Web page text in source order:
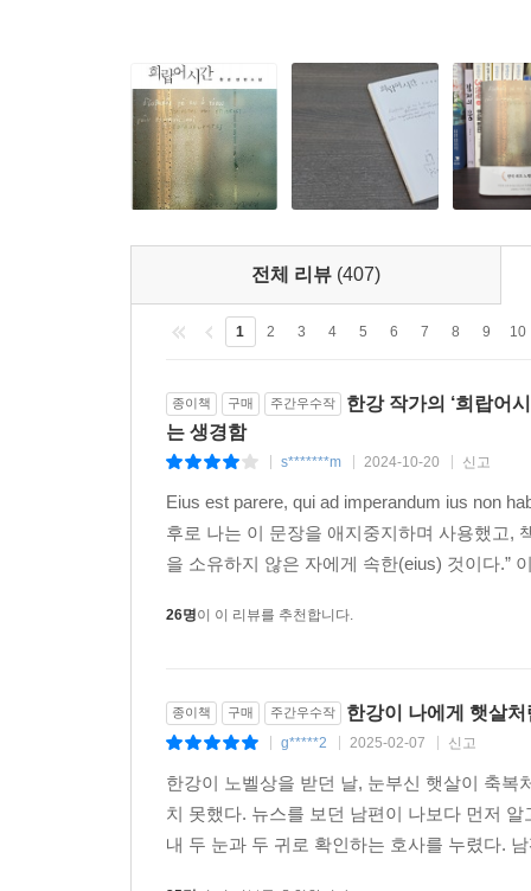
한강의 경우, 그리고 이 소설 『희랍어 시간』
언어로, 문장 그 자체로 세계를 보고 느끼고 표
있는.
이 소설과 함께, 우리는 이미 오래전에 존재하던
어떤 한 장면을 목격하게 될 것이다.
전체 리뷰(407)
종이책 구매
는 생경함
| s*******m | 2024-10-20 |
Eius est parere, qui ad imperandum ius non
후로 나는 이 문장을 애지중지하며 사용했고,
종이책 구매 주간우수작 한강이 나에게 햇살
g*****2 2025-02-07 | 신고
한강이 노벨상을 받던 날, 눈부신 햇살이 축
치 못했다. 뉴스를 보던 남편이 나보다 먼저